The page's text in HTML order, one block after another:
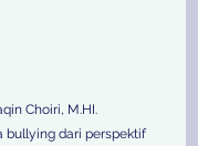
Choiri, M.HI.
bullying dari perspektif